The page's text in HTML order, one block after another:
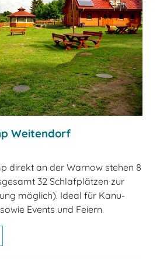
Weitendorf
direkt an der Warnow stehen 8
32 Schlafplätzen zur
möglich). Ideal für Kanu-
Events und Feiern.